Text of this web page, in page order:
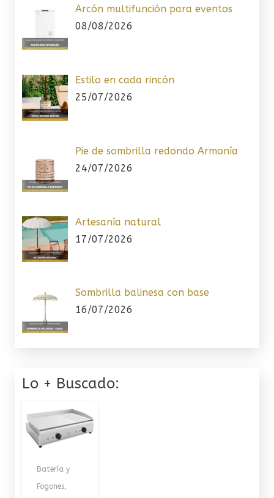
Arcón multifunción para eventos
08/08/2026
Estilo en cada rincón
25/07/2026
Pie de sombrilla redondo Armonía
24/07/2026
Artesanía natural
17/07/2026
Sombrilla balinesa con base
16/07/2026
Lo + Buscado:
Batería y
Fogones